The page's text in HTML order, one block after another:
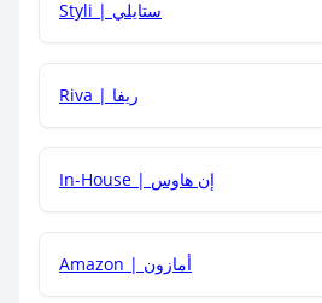
كود خصم مع العروض الأخرى؟
Styli | ستايلي
Riva | ريفا
In-House | إن هاوس
Amazon | أمازون